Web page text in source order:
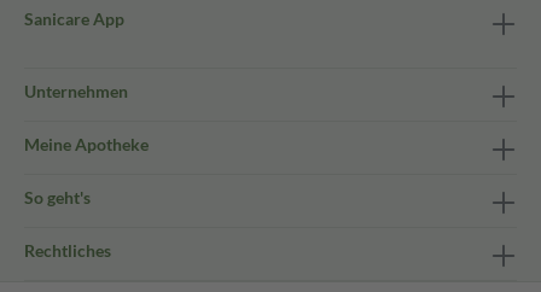
Sanicare App
Unternehmen
Meine Apotheke
So geht's
Rechtliches